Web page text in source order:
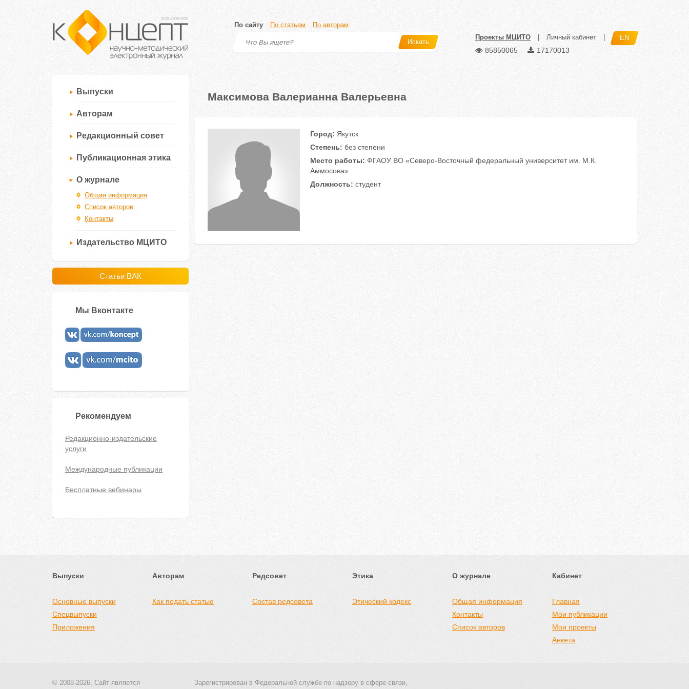
По сайту По статьям По авторам
Искать
Проекты МЦИТО Личный кабинет EN
85850065 17170013
Выпуски
Авторам
Редакционный совет
Публикационная этика
О журнале
Общая информация
Список авторов
Контакты
Издательство МЦИТО
Статьи ВАК
Мы Вконтакте
Рекомендуем
Редакционно-издательские
услуги
Международные публикации
Бесплатные вебинары
Максимова Валерианна Валерьевна
Город: Якутск
Степень: без степени
Место работы: ФГАОУ ВО «Северо-Восточный федеральный университет им. М.К.
Аммосова»
Должность: студент
Выпуски
Основные выпуски
Спецвыпуски
Приложения
Авторам
Как подать статью
Редсовет
Состав редсовета
Этика
Этический кодекс
О журнале
Общая информация
Контакты
Список авторов
Кабинет
Главная
Мои публикации
Мои проекты
Анкета
© 2008-2026, Сайт является
Зарегистрирован в Федеральной службе по надзору в сфере связи,